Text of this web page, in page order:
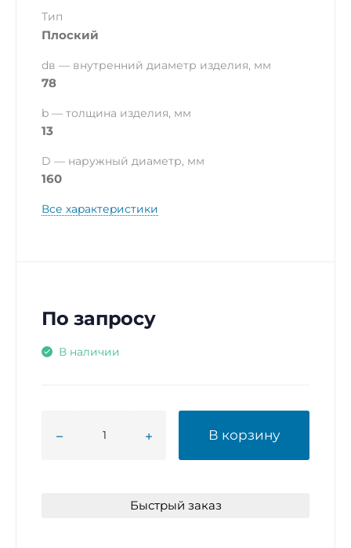
Тип
Плоский
dв — внутренний диаметр изделия, мм
78
b — толщина изделия, мм
13
D — наружный диаметр, мм
160
Все характеристики
По запросу
В наличии
В корзину
Быстрый заказ